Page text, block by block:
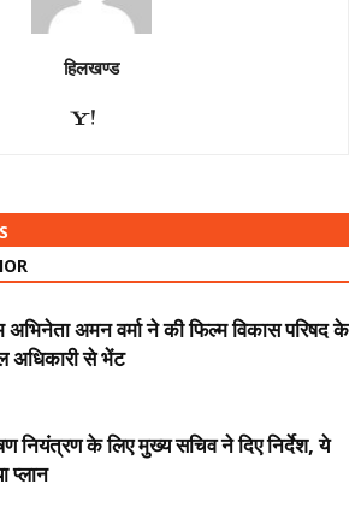
हिलखण्ड
अभिनेता अमन वर्मा ने की फिल्म विकास परिषद के
अधिकारी से भेंट
नियंत्रण के लिए मुख्य सचिव ने दिए निर्देश, ये
प्लान